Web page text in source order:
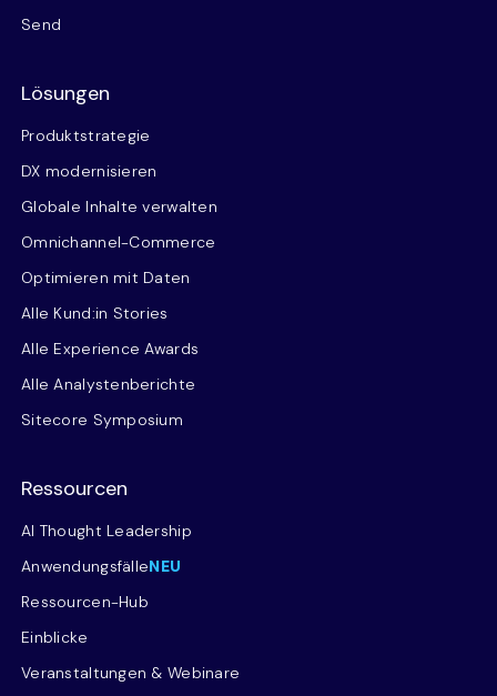
Send
Lösungen
Produktstrategie
DX modernisieren
Globale Inhalte verwalten
Omnichannel-Commerce
Optimieren mit Daten
Alle Kund:in Stories
Alle Experience Awards
Alle Analystenberichte
Sitecore Symposium
Ressourcen
AI Thought Leadership
AnwendungsfälleNEU
Ressourcen-Hub
Einblicke
Veranstaltungen & Webinare